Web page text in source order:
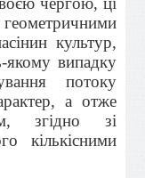
геометричними
культур,
якому випадку
потоку
а отже
згідно зі
кількісними